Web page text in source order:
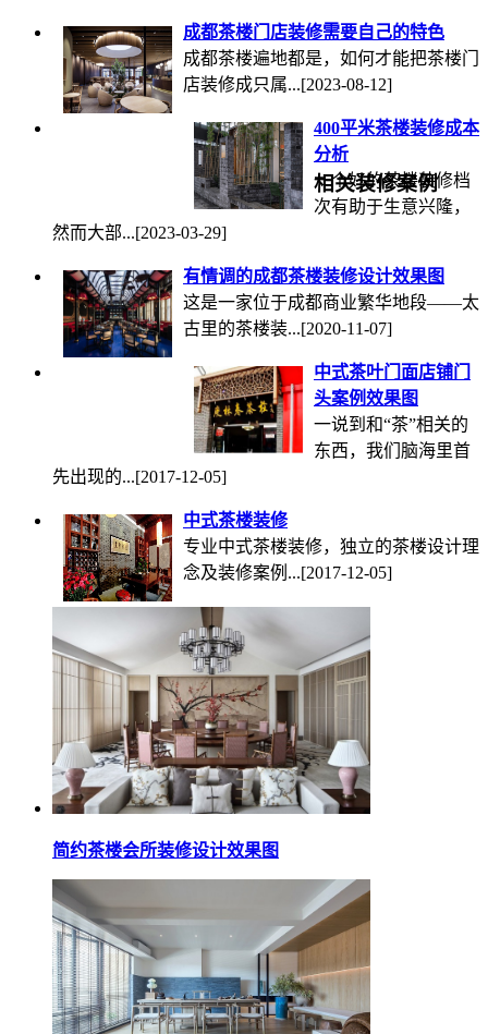
成都茶楼门店装修需要自己的特色
成都茶楼遍地都是，如何才能把茶楼门
店装修成只属...[2023-08-12]
400平米茶楼装修成本
分析
一个好的茶楼装修档
次有助于生意兴隆，
然而大部...[2023-03-29]
有情调的成都茶楼装修设计效果图
这是一家位于成都商业繁华地段——太
古里的茶楼装...[2020-11-07]
中式茶叶门面店铺门
头案例效果图
一说到和“茶”相关的
东西，我们脑海里首
先出现的...[2017-12-05]
中式茶楼装修
专业中式茶楼装修，独立的茶楼设计理
念及装修案例...[2017-12-05]
相关装修案例
简约茶楼会所装修设计效果图